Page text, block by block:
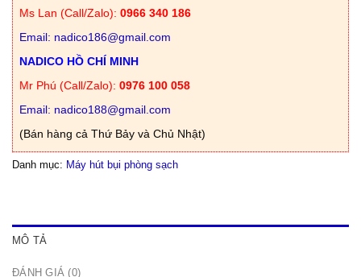
Ms Lan (Call/Zalo): 0966 340 186
Email: nadico186@gmail.com
NADICO HỒ CHÍ MINH
Mr Phú (Call/Zalo): 0976 100 058
Email: nadico188@gmail.com
(Bán hàng cả Thứ Bảy và Chủ Nhật)
Danh mục: Máy hút bụi phòng sạch
MÔ TẢ
ĐÁNH GIÁ (0)